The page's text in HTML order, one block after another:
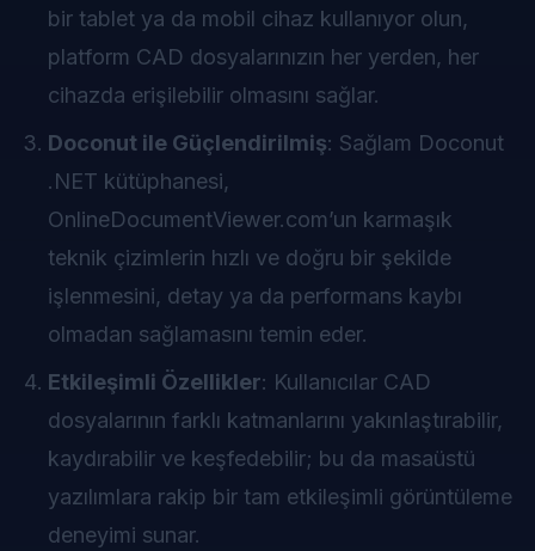
bir tablet ya da mobil cihaz kullanıyor olun,
platform CAD dosyalarınızın her yerden, her
cihazda erişilebilir olmasını sağlar.
Doconut ile Güçlendirilmiş: Sağlam Doconut
.NET kütüphanesi,
OnlineDocumentViewer.com’un karmaşık
teknik çizimlerin hızlı ve doğru bir şekilde
işlenmesini, detay ya da performans kaybı
olmadan sağlamasını temin eder.
Etkileşimli Özellikler: Kullanıcılar CAD
dosyalarının farklı katmanlarını yakınlaştırabilir,
kaydırabilir ve keşfedebilir; bu da masaüstü
yazılımlara rakip bir tam etkileşimli görüntüleme
deneyimi sunar.